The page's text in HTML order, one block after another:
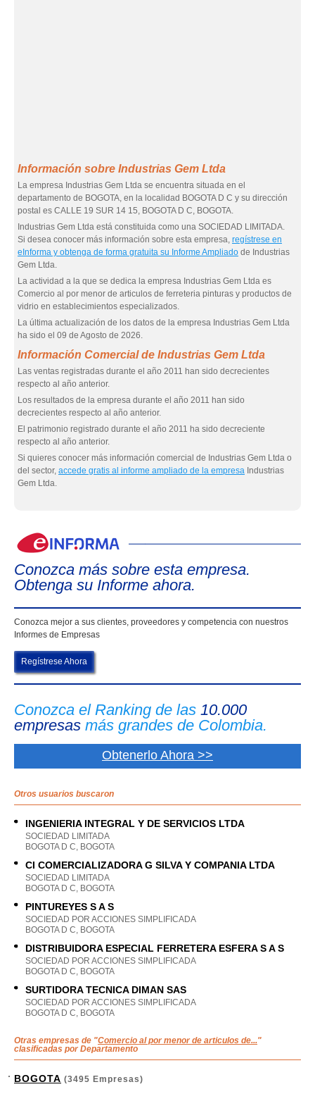
Información sobre Industrias Gem Ltda
La empresa Industrias Gem Ltda se encuentra situada en el
departamento de BOGOTA, en la localidad BOGOTA D C y su dirección
postal es CALLE 19 SUR 14 15, BOGOTA D C, BOGOTA.
Industrias Gem Ltda está constituida como una SOCIEDAD LIMITADA.
Si desea conocer más información sobre esta empresa, regístrese en
eInforma y obtenga de forma gratuita su Informe Ampliado de Industrias
Gem Ltda.
La actividad a la que se dedica la empresa Industrias Gem Ltda es
Comercio al por menor de articulos de ferreteria pinturas y productos de
vidrio en establecimientos especializados.
La última actualización de los datos de la empresa Industrias Gem Ltda
ha sido el 09 de Agosto de 2026.
Información Comercial de Industrias Gem Ltda
Las ventas registradas durante el año 2011 han sido decrecientes
respecto al año anterior.
Los resultados de la empresa durante el año 2011 han sido
decrecientes respecto al año anterior.
El patrimonio registrado durante el año 2011 ha sido decreciente
respecto al año anterior.
Si quieres conocer más información comercial de Industrias Gem Ltda o
del sector, accede gratis al informe ampliado de la empresa Industrias
Gem Ltda.
Conozca más sobre esta empresa.
Obtenga su Informe ahora.
Conozca mejor a sus clientes, proveedores y competencia con nuestros
Informes de Empresas
Regístrese Ahora
Conozca el Ranking de las 10.000
empresas más grandes de Colombia.
Obtenerlo Ahora >>
Otros usuarios buscaron
INGENIERIA INTEGRAL Y DE SERVICIOS LTDA
SOCIEDAD LIMITADA
BOGOTA D C, BOGOTA
CI COMERCIALIZADORA G SILVA Y COMPANIA LTDA
SOCIEDAD LIMITADA
BOGOTA D C, BOGOTA
PINTUREYES S A S
SOCIEDAD POR ACCIONES SIMPLIFICADA
BOGOTA D C, BOGOTA
DISTRIBUIDORA ESPECIAL FERRETERA ESFERA S A S
SOCIEDAD POR ACCIONES SIMPLIFICADA
BOGOTA D C, BOGOTA
SURTIDORA TECNICA DIMAN SAS
SOCIEDAD POR ACCIONES SIMPLIFICADA
BOGOTA D C, BOGOTA
Otras empresas de "Comercio al por menor de articulos de..."
clasificadas por Departamento
BOGOTA (3495 Empresas)